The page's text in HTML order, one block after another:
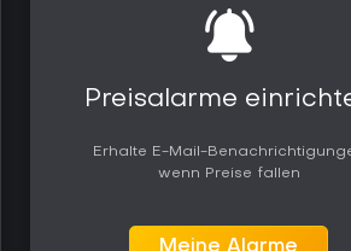
Preisalarme
Erhalte E-Mail-
wenn Preise fallen